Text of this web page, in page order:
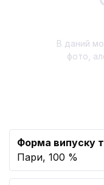
В даний
фото,
Форма випуску
Пари, 100 %